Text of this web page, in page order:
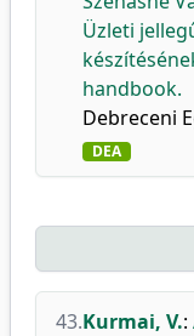
Üzleti
handbook.
Debreceni
DEA
43.Kurmai, V.: